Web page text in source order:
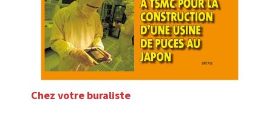
Chez votre buraliste